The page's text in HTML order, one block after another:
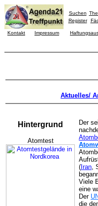
Suchen
Register
Kontakt Impressum
Aktuelles/
Hintergrund
Atomtest
Der
( Iran,
Viele
eine
Der
die